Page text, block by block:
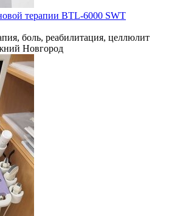
терапии BTL-6000 SWT
боль, реабилитация, целлюлит
Новгород